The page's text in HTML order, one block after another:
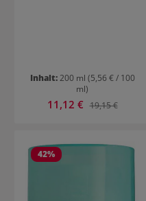
Inhalt:200 ml (5,56 € / 100
ml)
Verkaufspreis:
11,12 € Regulärer Preis:
19,15 €
42%